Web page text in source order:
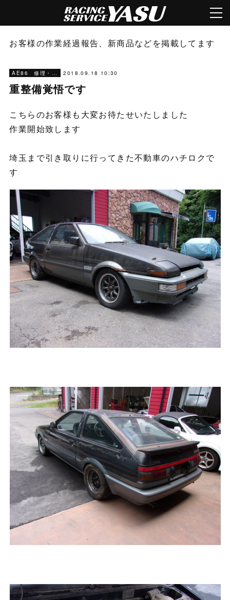
お客様の作業経過報告、新商品などを掲載してます
AE86 修理・メンテナンス 2018.09.18 10:30
重整備覚悟です
こちらのお客様も大変お待たせいたしました
作業開始致します
埼玉まで引き取りに行ってきた不動車のハチロクで
す